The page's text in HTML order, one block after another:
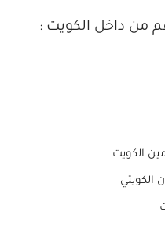
من داخل الكويت :
الكويت
الكويتي